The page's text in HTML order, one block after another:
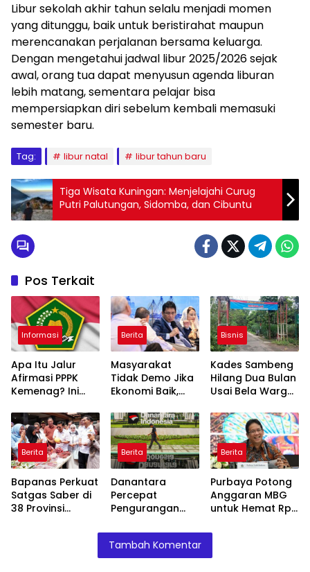
Libur sekolah akhir tahun selalu menjadi momen
yang ditunggu, baik untuk beristirahat maupun
merencanakan perjalanan bersama keluarga.
Dengan mengetahui jadwal libur 2025/2026 sejak
awal, orang tua dapat menyusun agenda liburan
lebih matang, sementara pelajar bisa
mempersiapkan diri sebelum kembali memasuki
semester baru.
Tag: libur natal libur tahun baru
Tiga Wisata Kuningan: Menjelajahi Curug
Putri Palutungan, Sidomba, dan Cibuntu
Pos Terkait
Informasi
Apa Itu Jalur
Afirmasi PPPK
Kemenag? Ini
yang Wajib
Diketahui
Berita
Masyarakat
Tidak Demo Jika
Ekonomi Baik,
Terjadi Sekarang!
Bisnis
Kades Sambeng
Hilang Dua Bulan
Usai Bela Warga
Berita
Bapanas Perkuat
Satgas Saber di
38 Provinsi
Berita
Danantara
Percepat
Pengurangan
Belasan Anak
Usaha TLKM dan
SMGR
Berita
Purbaya Potong
Anggaran MBG
untuk Hemat Rp
Dialihkan ke
Mendesak
Tambah Komentar